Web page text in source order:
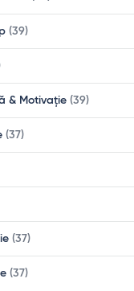
(39)
& Motivație (39)
(37)
(37)
(37)